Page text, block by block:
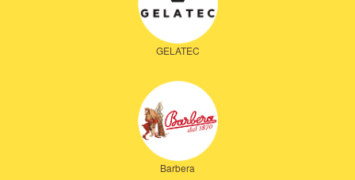
GELATEC
Barbera